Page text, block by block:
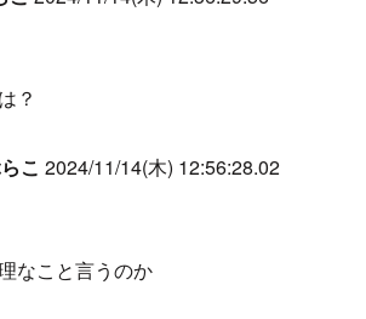
？
こ 2024/11/14(木) 12:56:28.02
なこと言うのか